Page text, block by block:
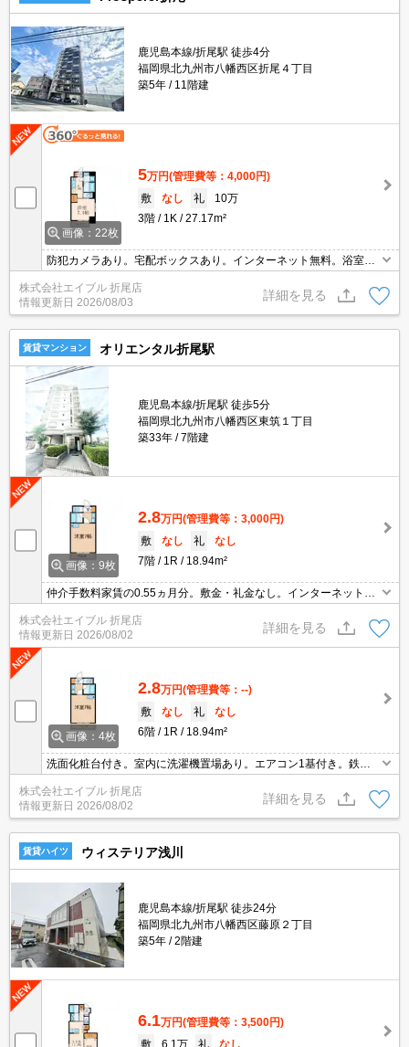
鹿児島本線/折尾駅 徒歩4分
福岡県北九州市八幡西区折尾４丁目
築5年
11階建
画像：22枚
5万円(管理費等：4,000円)
敷
なし 礼
10万
3階
1K 27.17m²
防犯カメラあり。宅配ボックスあり。インターネット無料。浴室換
楽々。駅ちか物件！。
株式会社エイブル 折尾店
情報更新日 2026/08/03
詳細を見る
賃貸マンション オリエンタル折尾駅
鹿児島本線/折尾駅 徒歩5分
福岡県北九州市八幡西区東筑１丁目
築33年
7階建
画像：9枚
2.8万円(管理費等：3,000円)
敷
なし 礼
なし
7階
1R 18.94m²
仲介手数料家賃の0.55ヵ月分。敷金・礼金なし。インターネット無
株式会社エイブル 折尾店
情報更新日 2026/08/02
詳細を見る
画像：4枚
2.8万円(管理費等：--)
敷
なし 礼
なし
6階
1R 18.94m²
洗面化粧台付き。室内に洗濯機置場あり。エアコン1基付き。鉄筋
株式会社エイブル 折尾店
情報更新日 2026/08/02
詳細を見る
賃貸ハイツ ウィステリア浅川
鹿児島本線/折尾駅 徒歩24分
福岡県北九州市八幡西区藤原２丁目
築5年
2階建
6.1万円(管理費等：3,500円)
敷
6.1万 礼
なし